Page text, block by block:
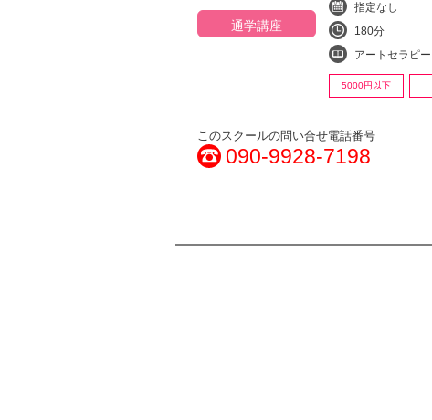
通学講座
指定なし
180分
アートセラピー
5000円以下
このスクールの問い合せ電話番号
090-9928-7198